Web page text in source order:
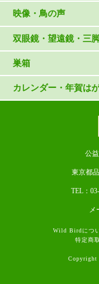
雑貨（村上康成）
マスコット・ブロ
図鑑
読み物
写真集・ガイドブッ
日本野鳥の会連携
論文集（ストリク
映像・鳥の声
CD
DVD・ブルーレイ
鳴き声タッチペンな
双眼鏡・望遠鏡・三
スターターセット
双眼鏡
巣箱
巣箱など
カレンダー・年賀は
公
東京都
TEL：
メ
Wild Birdにつ
特定商
Copyright